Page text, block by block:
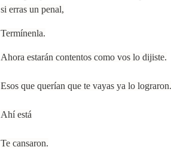
si erras un penal,
Termínenla.
Ahora estarán contentos como vos lo dijiste.
Esos que querían que te vayas ya lo lograron.
Ahí está
Te cansaron.